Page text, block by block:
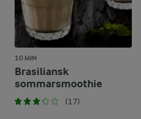
10 MIN
Brasiliansk
sommarsmoothie
(17)